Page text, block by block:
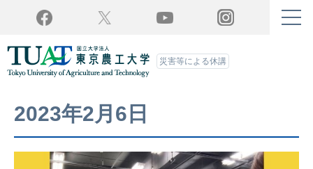
Facebook YouTube Instagram
災害等による休講
2023年2月6日